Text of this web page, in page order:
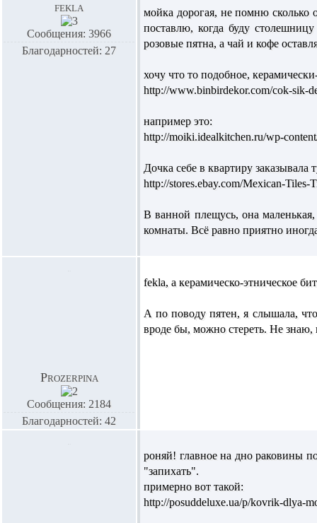
fekla
Сообщения: 3966
Благодарностей: 27
мойка дорогая, не помню сколько
поставлю, когда буду
розовые пятна, а чай и кофе
хочу что то подобное,
http://www.binbirdekor.com/cok-sik-
например это:
http://moiki.idealkitchen.ru/wp-
Дочка себе в квартиру заказывала
http://stores.ebay.com/Mexican-
В ванной плещусь, она
комнаты. Всё равно приятно
Prozerpina
Сообщения: 2184
Благодарностей: 42
fekla, а керамическо-этническое
А по поводу пятен, я слышала,
вроде бы, можно стереть. Не знаю,
роняй! главное на дно раковины
"запихать".
примерно вот такой:
http://posuddeluxe.ua/p/kovrik-dlya-